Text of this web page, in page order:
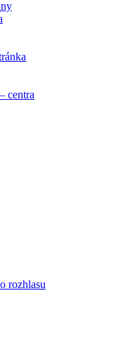
centra
rozhlasu